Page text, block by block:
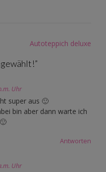
Autoteppich deluxe
”
Uhr
super aus 🙂
bin aber dann warte ich
Antworten
Uhr